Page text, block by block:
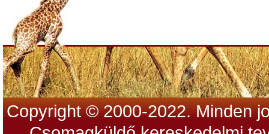
Copyright © 2000-2022. Minden